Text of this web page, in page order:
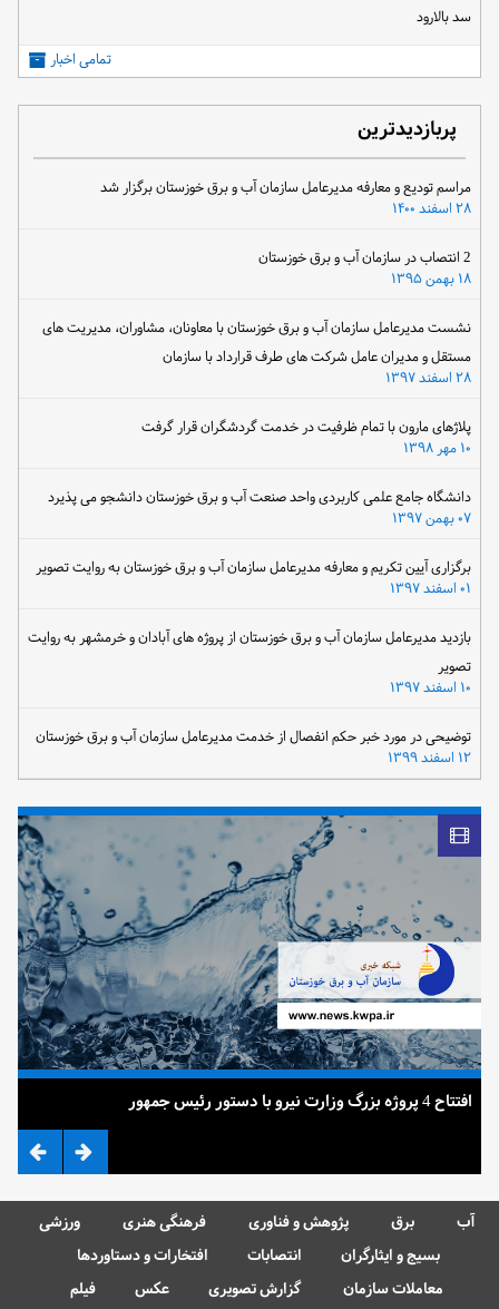
سد بالارود
تمامی اخبار
پربازدیدترین
مراسم تودیع و معارفه مدیرعامل سازمان آب و برق خوزستان برگزار شد
۲۸ اسفند ۱۴۰۰
۱۸ بهمن ۱۳۹۵
نشست مدیرعامل سازمان آب و برق خوزستان با معاونان، مشاوران، مدیریت های
مستقل و مدیران عامل شرکت های طرف قرارداد با سازمان
۲۸ اسفند ۱۳۹۷
پلاژهای مارون با تمام ظرفیت در خدمت گردشگران قرار گرفت
دانشگاه جامع علمی کاربردی واحد صنعت آب و برق خوزستان دانشجو می پذیرد
۰۷ بهمن ۱۳۹۷
برگزاری آیین تکریم و معارفه مدیرعامل سازمان آب و برق خوزستان به روایت تصویر
بازدید مدیرعامل سازمان آب و برق خوزستان از پروژه های آبادان و خرمشهر به روایت
تصویر
توضیحی در مورد خبر حکم انفصال از خدمت مدیرعامل سازمان آب و برق خوزستان
۱۲ اسفند ۱۳۹۹
افتتاح 4 پروژه بزرگ وزارت نیرو با دستور رئیس جمهور
آب برق پژوهش و فناوری فرهنگی هنری
ورزشی
بسیج و ایثارگران
انتصابات
افتخارات و دستاوردها
معاملات سازمان
گزارش تصویری عکس فیلم